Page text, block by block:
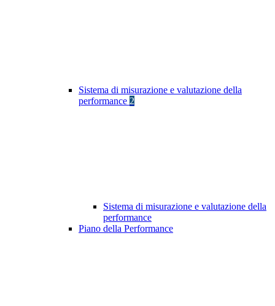
Sistema di misurazione e valutazione della
performance 2
Sistema di misurazione e valutazione della
performance
Piano della Performance